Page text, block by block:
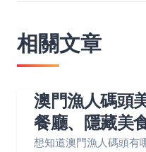
相關文章
澳門漁人碼頭
餐廳、隱藏美
想知道澳門漁人碼頭有